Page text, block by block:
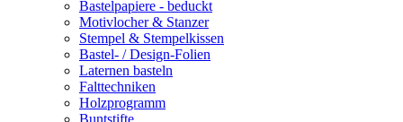
Bastelpapiere - beduckt
Motivlocher & Stanzer
Stempel & Stempelkissen
Bastel- / Design-Folien
Laternen basteln
Falttechniken
Holzprogramm
Buntstifte